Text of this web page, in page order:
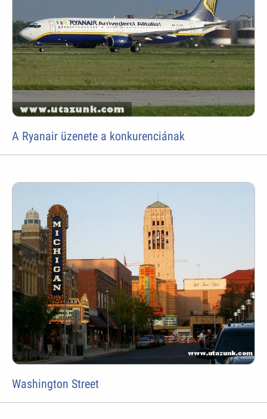
A Ryanair üzenete a konkurenciának
Washington Street